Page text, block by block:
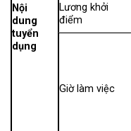
Nội
dung
tuyển
dụng
Lương khởi
điểm
Giờ làm việc